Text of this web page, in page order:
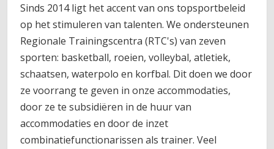
Sinds 2014 ligt het accent van ons topsportbeleid
op het stimuleren van talenten. We ondersteunen
Regionale Trainingscentra (RTC's) van zeven
sporten: basketball, roeien, volleybal, atletiek,
schaatsen, waterpolo en korfbal. Dit doen we door
ze voorrang te geven in onze accommodaties,
door ze te subsidiëren in de huur van
accommodaties en door de inzet
combinatiefunctionarissen als trainer. Veel